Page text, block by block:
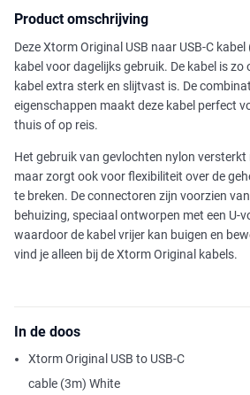
Product omschrijving
Deze Xtorm Original USB naar USB-C
kabel voor dagelijks gebruik. De kabel is
kabel extra sterk en slijtvast is. De
eigenschappen maakt deze kabel perfect
thuis of op reis.
Het gebruik van gevlochten nylon versterkt
maar zorgt ook voor flexibiliteit over de
te breken. De connectoren zijn voorzien
behuizing, speciaal ontworpen met een U-
waardoor de kabel vrijer kan buigen en
vind je alleen bij de Xtorm Original kabels.
In de doos
Xtorm Original USB to USB-C
cable (3m) White